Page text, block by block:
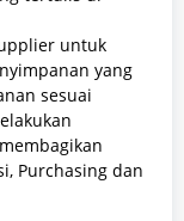
untuk
yang
sesuai
Purchasing dan